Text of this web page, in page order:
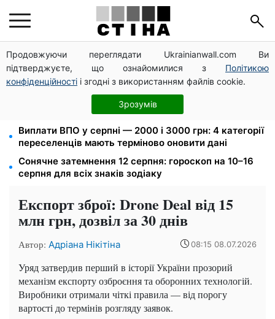
Продовжуючи переглядати Ukrainianwall.com Ви
підтверджуєте, що ознайомилися з Політикою
конфіденційності і згодні з використанням файлів cookie.
Зрозумів
10 заявок — і МСЦ МВС приїде у громаду: обмін
прав, реєстрація авто та міжнародне посвідчення
Мавіки, зарядні станції та апарати для реанімації:
Християнський корпус передав вантаж на
Запорізький та Покровський напрямки
Виплати ВПО у серпні — 2000 і 3000 грн: 4 категорії
переселенців мають терміново оновити дані
Сонячне затемнення 12 серпня: гороскоп на 10–16
серпня для всіх знаків зодіаку
Експорт зброї: Drone Deal від 15
млн грн, дозвіл за 30 днів
Автор: Адріана Нікітіна 08:15 08.07.2026
Уряд затвердив перший в історії України прозорий
механізм експорту озброєння та оборонних технологій.
Виробники отримали чіткі правила — від порогу
вартості до термінів розгляду заявок.